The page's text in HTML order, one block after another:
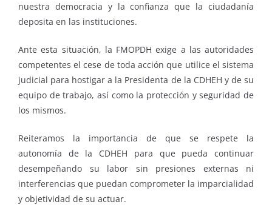
nuestra democracia y la confianza que la ciudadanía
deposita en las instituciones.
Ante esta situación, la FMOPDH exige a las autoridades
competentes el cese de toda acción que utilice el sistema
judicial para hostigar a la Presidenta de la CDHEH y de su
equipo de trabajo, así como la protección y seguridad de
los mismos.
Reiteramos la importancia de que se respete la
autonomía de la CDHEH para que pueda continuar
desempeñando su labor sin presiones externas ni
interferencias que puedan comprometer la imparcialidad
y objetividad de su actuar.